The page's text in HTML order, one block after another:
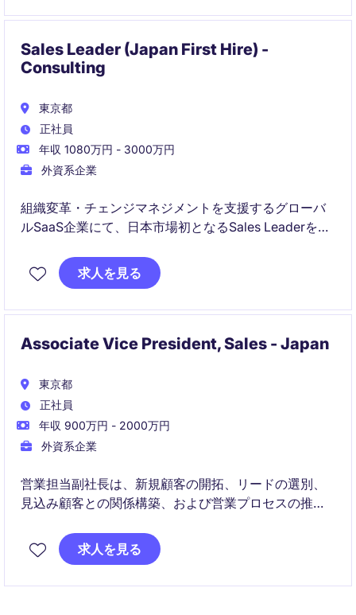
Sales Leader (Japan First Hire) -
Consulting
東京都
正社員
年収 1080万円 - 3000万円
外資系企業
組織変革・チェンジマネジメントを支援するグローバ
ルSaaS企業にて、日本市場初となるSales Leaderを募
ナー構築まで幅広く担当し、日本事業の成長を牽引い
ただくポジションです。
求人を見る
Associate Vice President, Sales - Japan
東京都
正社員
年収 900万円 - 2000万円
外資系企業
営業担当副社長は、新規顧客の開拓、リードの選別、
見込み顧客との関係構築、および営業プロセスの推進
る売上目標（クオータ）を担います。
求人を見る